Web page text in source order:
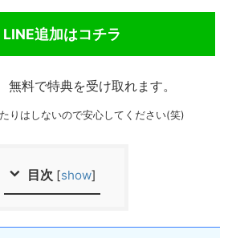
LINE追加はコチラ
無料で特典を受け取れます。
りはしないので安心してください(笑)
目次 [show]